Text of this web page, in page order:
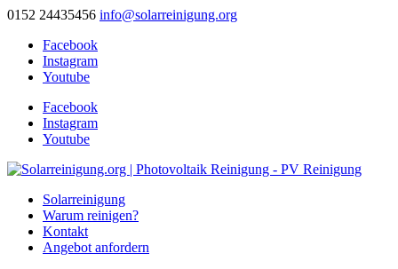
0152 24435456 info@solarreinigung.org
Facebook
Instagram
Youtube
Facebook
Instagram
Youtube
Solarreinigung
Warum reinigen?
Kontakt
Angebot anfordern